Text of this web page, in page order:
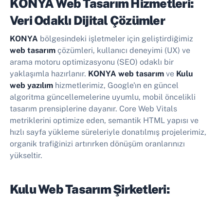
KONYA Web Tasarım Hizmetleri:
Veri Odaklı Dijital Çözümler
KONYA bölgesindeki işletmeler için geliştirdiğimiz
web tasarım çözümleri, kullanıcı deneyimi (UX) ve
arama motoru optimizasyonu (SEO) odaklı bir
yaklaşımla hazırlanır. KONYA web tasarım ve Kulu
web yazılım hizmetlerimiz, Google'ın en güncel
algoritma güncellemelerine uyumlu, mobil öncelikli
tasarım prensiplerine dayanır. Core Web Vitals
metriklerini optimize eden, semantik HTML yapısı ve
hızlı sayfa yükleme süreleriyle donatılmış projelerimiz,
organik trafiğinizi artırırken dönüşüm oranlarınızı
yükseltir.
Kulu Web Tasarım Şirketleri: